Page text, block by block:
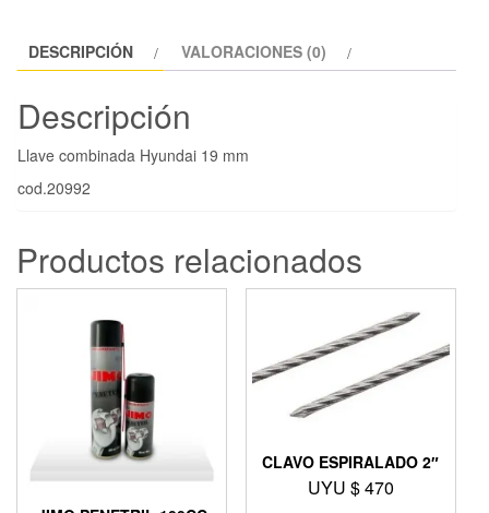
DESCRIPCIÓN VALORACIONES (0)
Descripción
Llave combinada Hyundai 19 mm
cod.20992
Productos relacionados
CLAVO ESPIRALADO 2″
UYU $470